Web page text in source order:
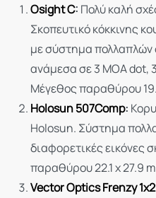
Osight C: Πολύ καλή
Σκοπευτικό κόκκινης
με σύστημα πολλαπλών
ανάμεσα σε 3 MOA dot,
Μέγεθος παραθύρου
Holosun 507Comp:
Holosun. Σύστημα
διαφορετικές εικόνες
παραθύρου 22.1 x 27.9
Vector Optics Frenzy